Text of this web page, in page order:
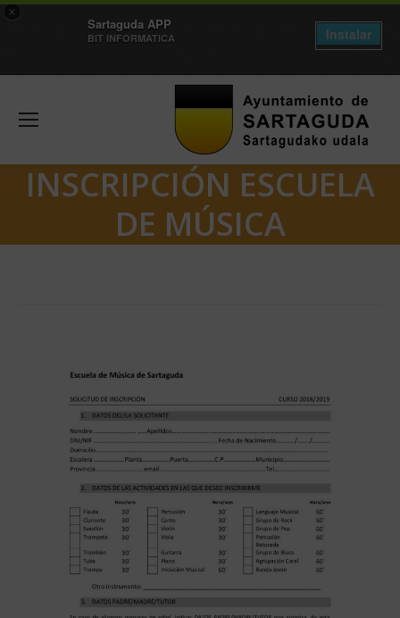
×
Sartaguda APP
BIT INFORMATICA Instalar
INSCRIPCIÓN ESCUELA
DE MÚSICA